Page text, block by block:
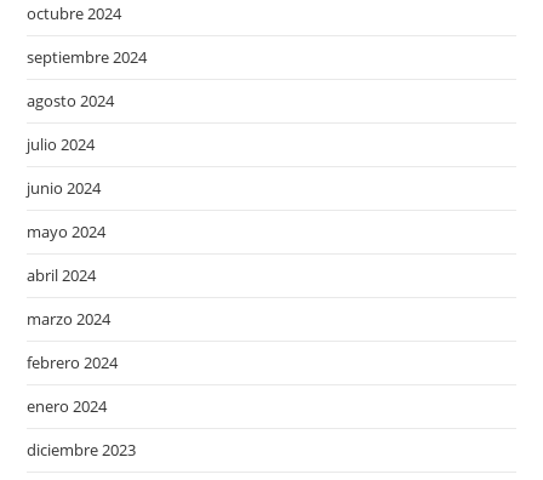
octubre 2024
septiembre 2024
agosto 2024
julio 2024
junio 2024
mayo 2024
abril 2024
marzo 2024
febrero 2024
enero 2024
diciembre 2023